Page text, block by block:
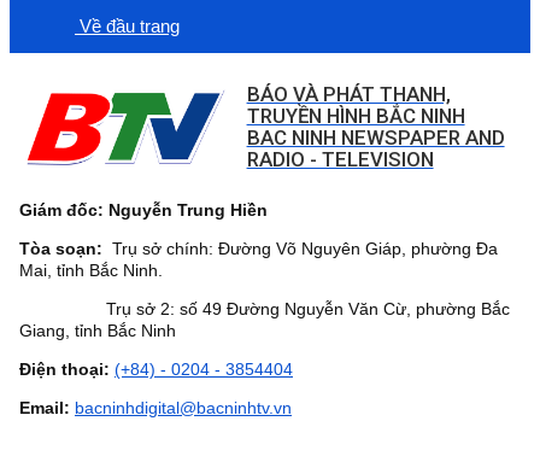
Về đầu trang
BÁO VÀ PHÁT THANH,
TRUYỀN HÌNH BẮC NINH
BAC NINH NEWSPAPER AND
RADIO - TELEVISION
Giám đốc: Nguyễn Trung Hiền
Tòa soạn: Trụ sở chính: Đường Võ Nguyên Giáp, phường Đa
Mai, tỉnh Bắc Ninh.
Trụ sở 2: số 49 Đường Nguyễn Văn Cừ, phường Bắc
Giang, tỉnh Bắc Ninh
Điện thoại: (+84) - 0204 - 3854404
Email: bacninhdigital@bacninhtv.vn